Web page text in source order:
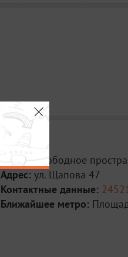
Место:
Свободное
Адрес: ул. Щапова 47
Контактные данные:
Ближайшее метро: